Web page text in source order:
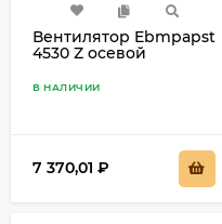
Вентилятор Ebmpapst
4530 Z осевой
В НАЛИЧИИ
7 370,01